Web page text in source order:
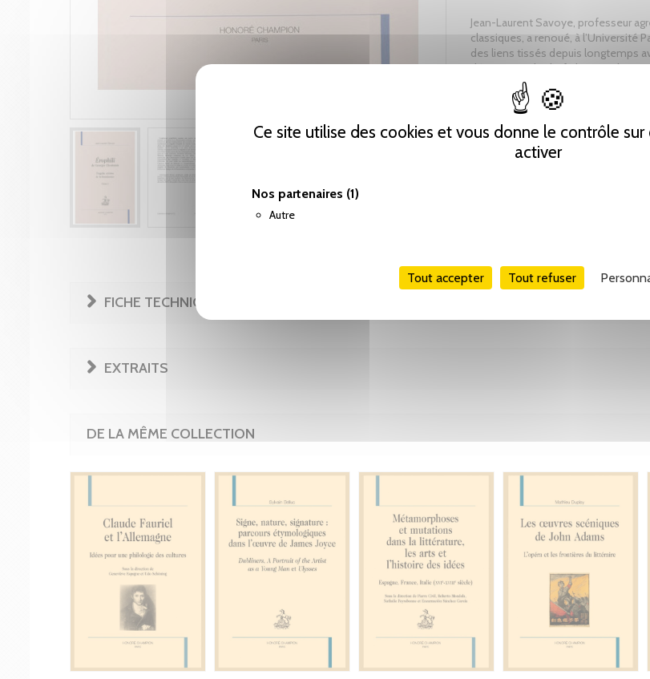
Ce site utilise des cookies et vous donne le contrôle
activer
Nos partenaires (1)
Autre
Tout accepter Tout refuser
Jean-Laurent Savoye, professeur
classiques, a renoué, à l’Université
des liens tissés depuis longtemps
découverte du chef-d’œuvre de
donné lieu à une thèse de doctorat
2009 à Montpellier, dont est issu le
FICHE TECHNIQUE
EXTRAITS
DE LA MÊME COLLECTION